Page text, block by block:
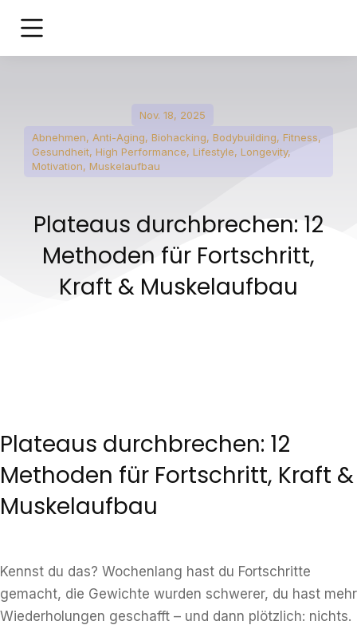
Nov. 18, 2025
Abnehmen, Anti-Aging, Biohacking, Bodybuilding, Fitness,
Gesundheit, High Performance, Lifestyle, Longevity,
Motivation, Muskelaufbau
Plateaus durchbrechen: 12
Methoden für Fortschritt,
Kraft & Muskelaufbau
Plateaus durchbrechen: 12
Methoden für Fortschritt, Kraft &
Muskelaufbau
Kennst du das? Wochenlang hast du Fortschritte
gemacht, die Gewichte wurden schwerer, du hast mehr
Wiederholungen geschafft – und dann plötzlich: nichts.